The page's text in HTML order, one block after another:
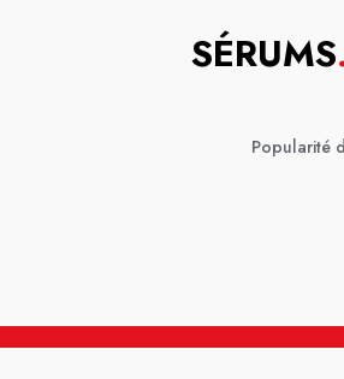
SÉRUMS